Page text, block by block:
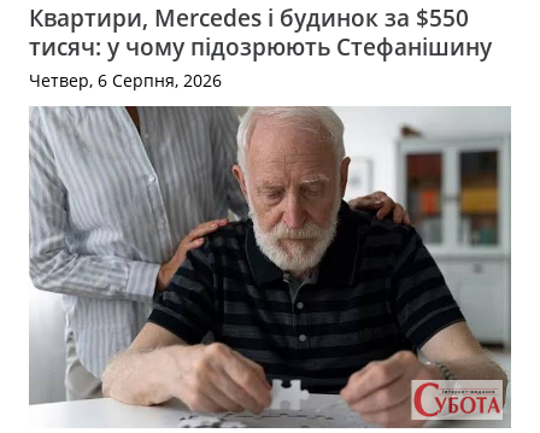
Квартири, Mercedes і будинок за $550
тисяч: у чому підозрюють Стефанішину
Четвер, 6 Серпня, 2026